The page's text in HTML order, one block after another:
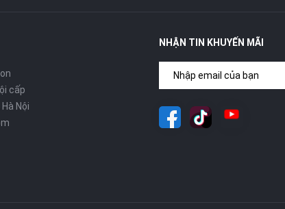
cấp
Nội
NHẬN TIN KHUYẾN MÃI